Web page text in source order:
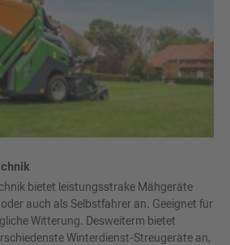
bietet leistungsstrake Mähgeräte
auch als Selbstfahrer an. Geeignet für
Witterung. Desweiterm bietet
Winterdienst-Streugeräte an,